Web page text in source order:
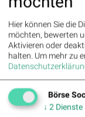
Wiener
Bajaj
Hier können Sie die
möchten, bewerten
Aktivieren oder
halten. Um mehr zu
Börse
↓ 2 Dienste